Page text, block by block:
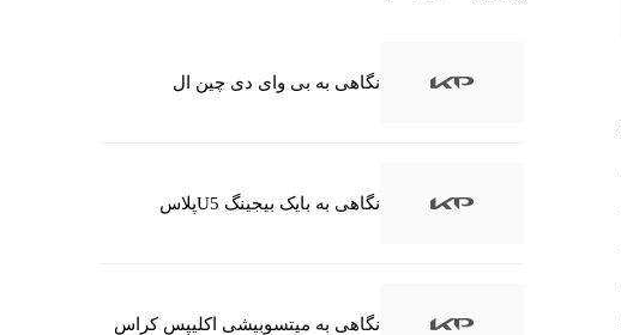
نگاهی به بی وای دی چین ال
نگاهی به بایک بیجینگ U5پلاس
نگاهی به میتسوبیشی اکلیپس کراس